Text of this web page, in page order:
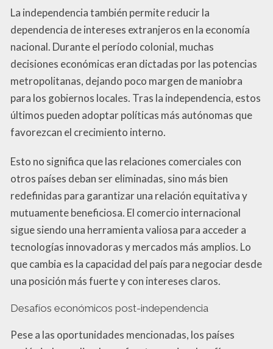
La independencia también permite reducir la
dependencia de intereses extranjeros en la economía
nacional. Durante el período colonial, muchas
decisiones económicas eran dictadas por las potencias
metropolitanas, dejando poco margen de maniobra
para los gobiernos locales. Tras la independencia, estos
últimos pueden adoptar políticas más autónomas que
favorezcan el crecimiento interno.
Esto no significa que las relaciones comerciales con
otros países deban ser eliminadas, sino más bien
redefinidas para garantizar una relación equitativa y
mutuamente beneficiosa. El comercio internacional
sigue siendo una herramienta valiosa para acceder a
tecnologías innovadoras y mercados más amplios. Lo
que cambia es la capacidad del país para negociar desde
una posición más fuerte y con intereses claros.
Desafíos económicos post-independencia
Pese a las oportunidades mencionadas, los países